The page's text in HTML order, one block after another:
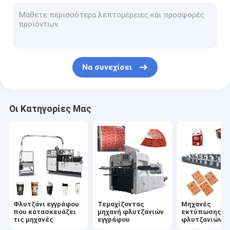
Μηχανή κατασκευής τσαντών εγγράφου
Πιάτο εγγράφου που κατασκευάζει τις μηχανές
Έγγραφο που σκίζει τις μηχανές
Μηχανή καπακιών φλυτζανιών
Πρώτη ύλη φλυτζανιών εγγράφου
Να συνεχίσει
Οι Κατηγορίες Μας
Φλυτζάνι εγγράφου
που κατασκευάζει
τις μηχανές
Τεμαχίζοντας
μηχανή φλυτζανιών
εγγράφου
Μηχανές
εκτύπωσης
φλυτζανιών